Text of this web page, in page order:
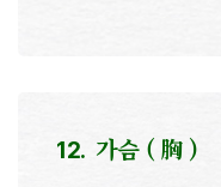
가슴 ( 胸 )